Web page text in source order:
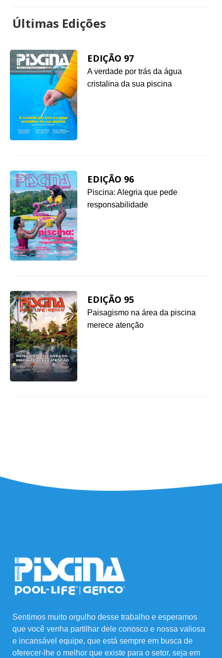
Últimas Edições
EDIÇÃO 97
A verdade por trás da água
cristalina da sua piscina
EDIÇÃO 96
Piscina: Alegria que pede
responsabilidade
EDIÇÃO 95
Paisagismo na área da piscina
merece atenção
Sentimos muito orgulho desse trabalho e esperamos
que você venha partilhar dele conosco e nossa valiosa
e incansável equipe, que está sempre em busca de
oferecer-lhe o melhor que existe para o setor, seja em